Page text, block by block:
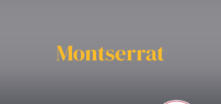
Montserrat